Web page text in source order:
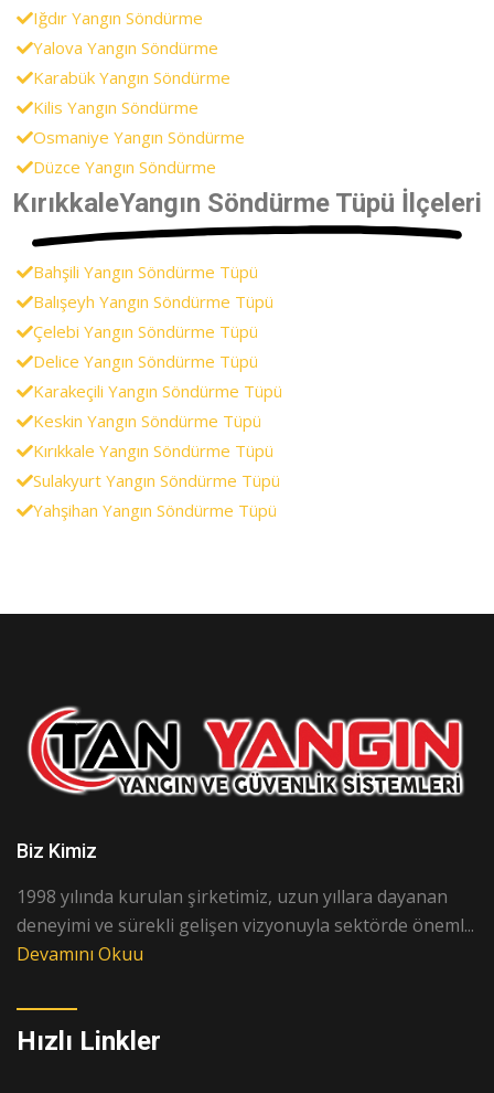
Iğdır Yangın Söndürme
Yalova Yangın Söndürme
Karabük Yangın Söndürme
Kilis Yangın Söndürme
Osmaniye Yangın Söndürme
Düzce Yangın Söndürme
KırıkkaleYangın Söndürme Tüpü İlçeleri
Bahşili Yangın Söndürme Tüpü
Balışeyh Yangın Söndürme Tüpü
Çelebi Yangın Söndürme Tüpü
Delice Yangın Söndürme Tüpü
Karakeçili Yangın Söndürme Tüpü
Keskin Yangın Söndürme Tüpü
Kırıkkale Yangın Söndürme Tüpü
Sulakyurt Yangın Söndürme Tüpü
Yahşihan Yangın Söndürme Tüpü
Biz Kimiz
1998 yılında kurulan şirketimiz, uzun yıllara dayanan
deneyimi ve sürekli gelişen vizyonuyla sektörde öneml...
Devamını Okuu
Hızlı Linkler